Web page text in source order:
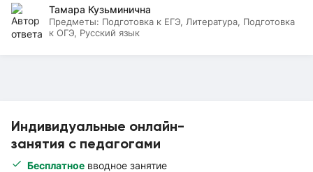
Индивидуальные онлайн-
занятия с педагогами
Бесплатное вводное занятие
Тамара Кузьминична
Предметы: Подготовка к ЕГЭ, Литература, Подготовка
к ОГЭ, Русский язык